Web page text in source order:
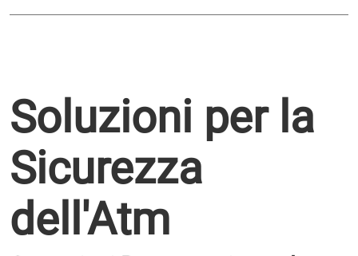
Soluzioni per la
Sicurezza
dell'Atm